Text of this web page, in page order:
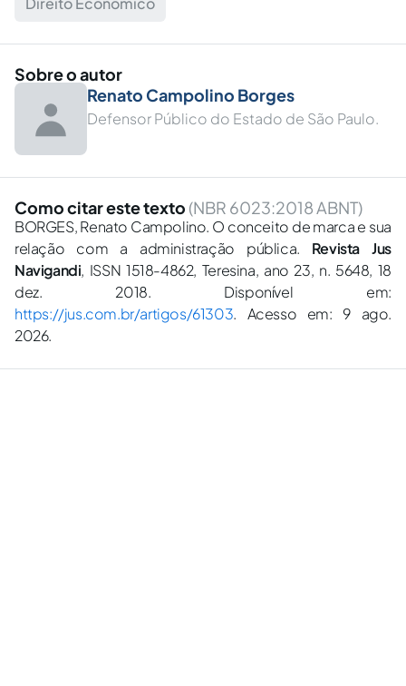
Sobre o autor
Renato Campolino Borges
Defensor Público do Estado de São Paulo.
Como citar este texto (NBR 6023:2018 ABNT)
BORGES, Renato Campolino. O conceito de marca e sua
relação com a administração pública. Revista Jus
Navigandi, ISSN 1518-4862, Teresina, ano 23, n. 5648, 18
dez. 2018. Disponível em:
https://jus.com.br/artigos/61303. Acesso em: 9 ago.
2026.